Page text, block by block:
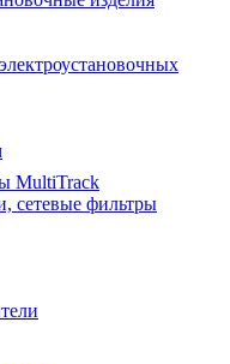
MultiTrack
сетевые фильтры